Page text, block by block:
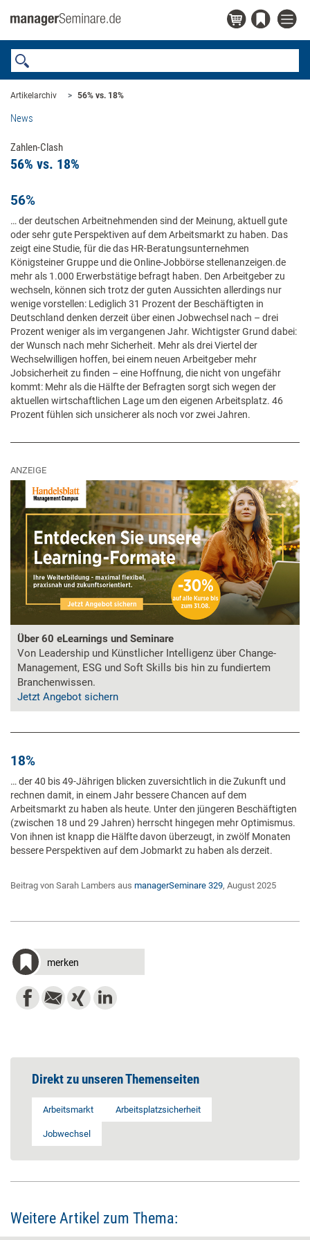
Artikelarchiv 56% vs. 18%
News
Zahlen-Clash
56% vs. 18%
56%
… der deutschen Arbeitnehmenden sind der Meinung, aktuell gute
oder sehr gute Perspektiven auf dem Arbeitsmarkt zu haben. Das
zeigt eine Studie, für die das HR-Beratungsunternehmen
Königsteiner Gruppe und die Online-Jobbörse stellenanzeigen.de
mehr als 1.000 Erwerbstätige befragt haben. Den Arbeitgeber zu
wechseln, können sich trotz der guten Aussichten allerdings nur
wenige vorstellen: Lediglich 31 Prozent der Beschäftigten in
Deutschland denken derzeit über einen Jobwechsel nach – drei
Prozent weniger als im vergangenen Jahr. Wichtigster Grund dabei:
der Wunsch nach mehr Sicherheit. Mehr als drei Viertel der
Wechselwilligen hoffen, bei einem neuen Arbeitgeber mehr
Jobsicherheit zu finden – eine Hoffnung, die nicht von ungefähr
kommt: Mehr als die Hälfte der Befragten sorgt sich wegen der
aktuellen wirtschaftlichen Lage um den eigenen Arbeitsplatz. 46
Prozent fühlen sich unsicherer als noch vor zwei Jahren.
ANZEIGE
Über 60 eLearnings und Seminare
Von Leadership und Künstlicher Intelligenz über Change-
Management, ESG und Soft Skills bis hin zu fundiertem
Branchenwissen.
Jetzt Angebot sichern
18%
… der 40 bis 49-Jährigen blicken zuversichtlich in die Zukunft und
rechnen damit, in einem Jahr bessere Chancen auf dem
Arbeitsmarkt zu haben als heute. Unter den jüngeren Beschäftigten
(zwischen 18 und 29 Jahren) herrscht hingegen mehr Optimismus.
Von ihnen ist knapp die Hälfte davon überzeugt, in zwölf Monaten
bessere Perspektiven auf dem Jobmarkt zu haben als derzeit.
Beitrag von Sarah Lambers aus managerSeminare 329, August 2025
merken
Direkt zu unseren Themenseiten
Arbeitsmarkt Arbeitsplatzsicherheit
Jobwechsel
Weitere Artikel zum Thema: